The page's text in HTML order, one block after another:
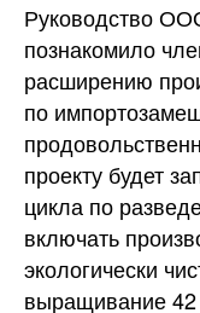
Руководство
познакомило
расширению
по
проекту будет
цикла по
включать
экологически
выращивание 42